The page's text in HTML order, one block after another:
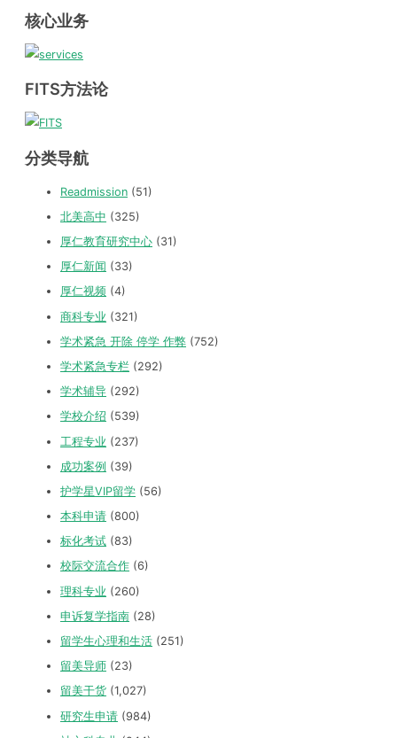
核心业务
FITS方法论
分类导航
Readmission (51)
北美高中 (325)
厚仁教育研究中心 (31)
厚仁新闻 (33)
厚仁视频 (4)
商科专业 (321)
学术紧急 开除 停学 作弊 (752)
学术紧急专栏 (292)
学术辅导 (292)
学校介绍 (539)
工程专业 (237)
成功案例 (39)
护学星VIP留学 (56)
本科申请 (800)
标化考试 (83)
校际交流合作 (6)
理科专业 (260)
申诉复学指南 (28)
留学生心理和生活 (251)
留美导师 (23)
留美干货 (1,027)
研究生申请 (984)